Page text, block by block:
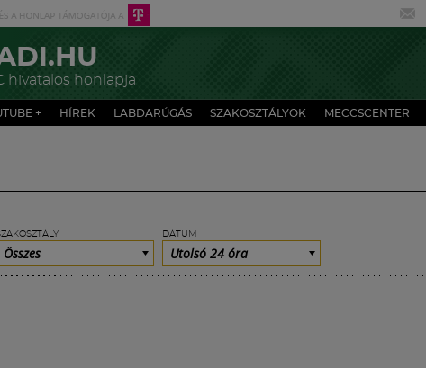
hivatalos honlapja
+ HÍREK LABDARÚGÁS SZAKOSZTÁLYOK MECCSCENTER
Összes
DÁTUM
Utolsó 24 óra